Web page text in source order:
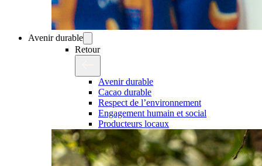
Avenir durable
Retour
Avenir durable
Cacao durable
Respect de l’environnement
Engagement humain et social
Producteurs locaux